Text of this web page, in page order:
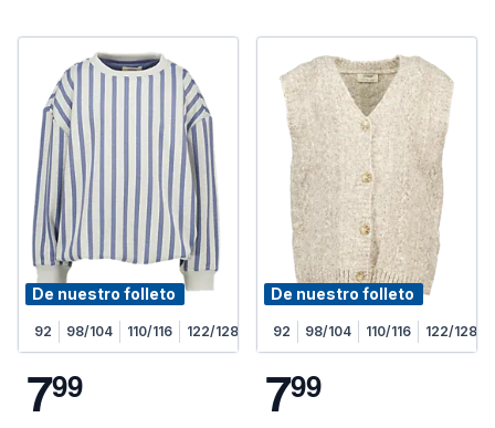
De nuestro folleto
92 98/104 110/116 122/128
799
De nuestro folleto
92 98/104 110/116 122/128
799